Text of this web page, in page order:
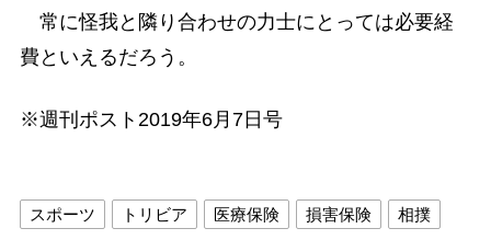
常に怪我と隣り合わせの力士にとっては必要経
費といえるだろう。
※週刊ポスト2019年6月7日号
スポーツ トリビア 医療保険 損害保険 相撲